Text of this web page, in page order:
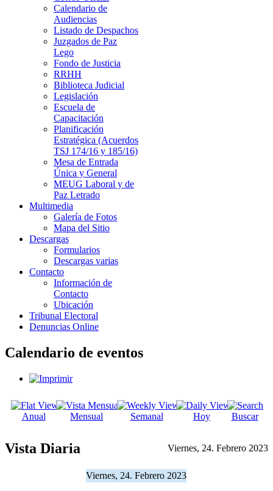
Calendario de
Audiencias
Listado de Despachos
Juzgados de Paz
Lego
Fondo de Justicia
RRHH
Biblioteca Judicial
Legislación
Escuela de
Capacitación
Planificación
Estratégica (Acuerdos
TSJ 174/16 y 185/16)
Mesa de Entrada
Única y General
MEUG Laboral y de
Paz Letrado
Multimedia
Galería de Fotos
Mapa del Sitio
Descargas
Formularios
Descargas varias
Contacto
Información de
Contacto
Ubicación
Tribunal Electoral
Denuncias Online
Calendario de eventos
Anual Mensual Semanal Hoy Buscar
Vista Diaria Viernes, 24. Febrero 2023
Viernes, 24. Febrero 2023